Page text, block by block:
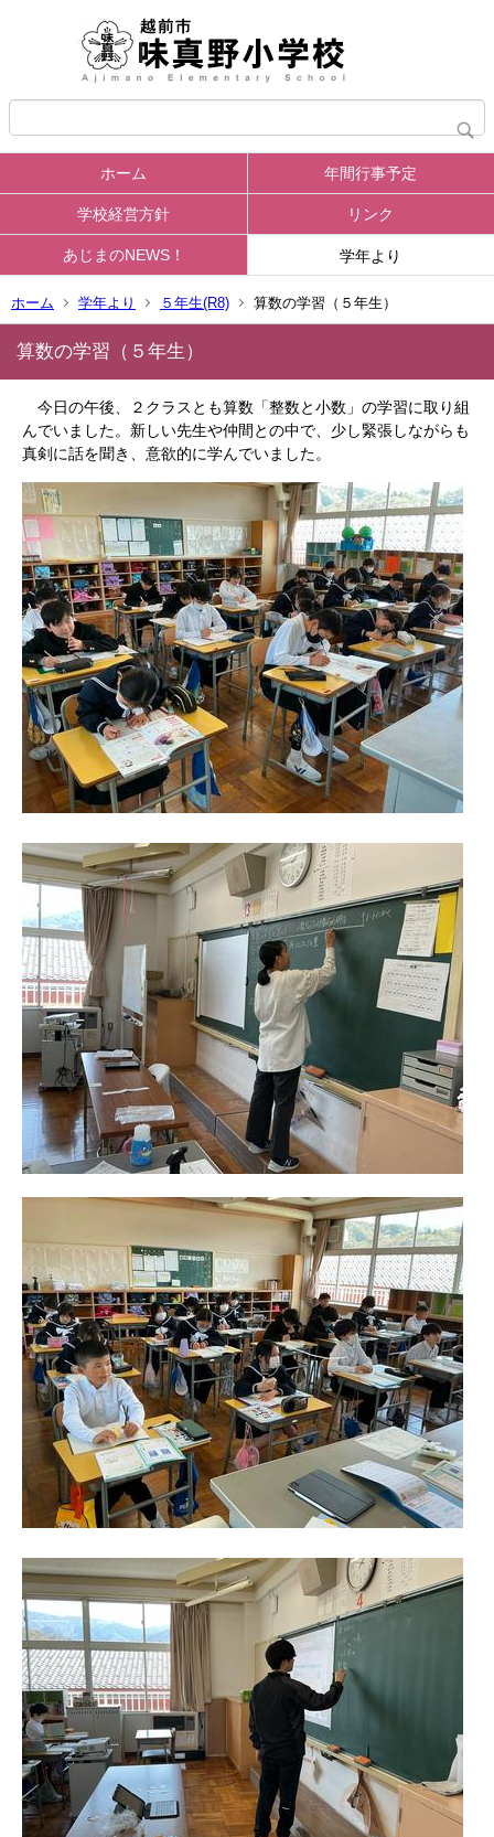
ホーム 年間行事予定
学校経営方針 リンク
あじまのNEWS！ 学年より
ホーム 学年より ５年生(R8) 算数の学習（５年生）
算数の学習（５年生）
今日の午後、２クラスとも算数「整数と小数」の学習に取り組
んでいました。新しい先生や仲間との中で、少し緊張しながらも
真剣に話を聞き、意欲的に学んでいました。